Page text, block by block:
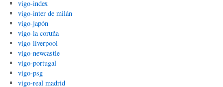
vigo-index
vigo-inter de milán
vigo-japón
vigo-la coruña
vigo-liverpool
vigo-newcastle
vigo-portugal
vigo-psg
vigo-real madrid